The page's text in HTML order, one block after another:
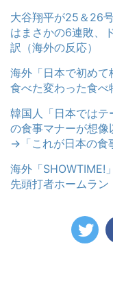
大谷翔平が25＆26
はまさかの6連敗、
訳（海外の反応）
海外「日本で初め
食べた変わった食
韓国人「日本では
の食事マナーが想像
→「これが日本の食
海外「SHOWTIME!
先頭打者ホームラン